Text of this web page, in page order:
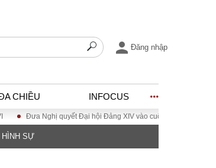
Đăng nhập
CHIỀU INFOCUS
Nghị quyết Đại hội Đảng XIV vào cuộc sống
HÌNH SỰ